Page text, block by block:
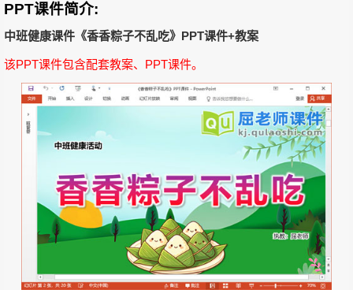
PPT课件简介:
中班健康课件《香香粽子不乱吃》PPT课件+教案
该PPT课件包含配套教案、PPT课件。